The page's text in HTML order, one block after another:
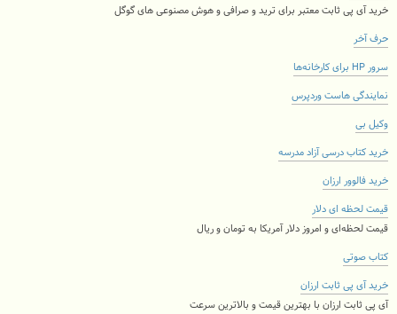
خرید آی پی ثابت معتبر برای ترید و صرافی و هوش مصنوعی های گوگل
حرف آخر
سرور HP برای کارخانه‌ها
نمایندگی هاست وردپرس
وکیل بی
خرید کتاب درسی آزاد مدرسه
خرید فالوور ارزان
قیمت لحظه ای دلار
قیمت لحظه‌ای و امروز دلار آمریکا به تومان و ریال
کتاب صوتی
خرید آی پی ثابت ارزان
آی پی ثابت ارزان با بهترین قیمت و بالاترین سرعت